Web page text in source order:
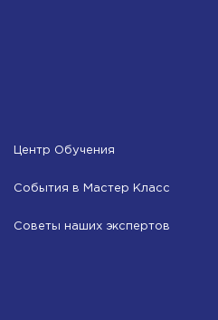
Центр Обучения
События в Мастер Класс
Советы наших экспертов